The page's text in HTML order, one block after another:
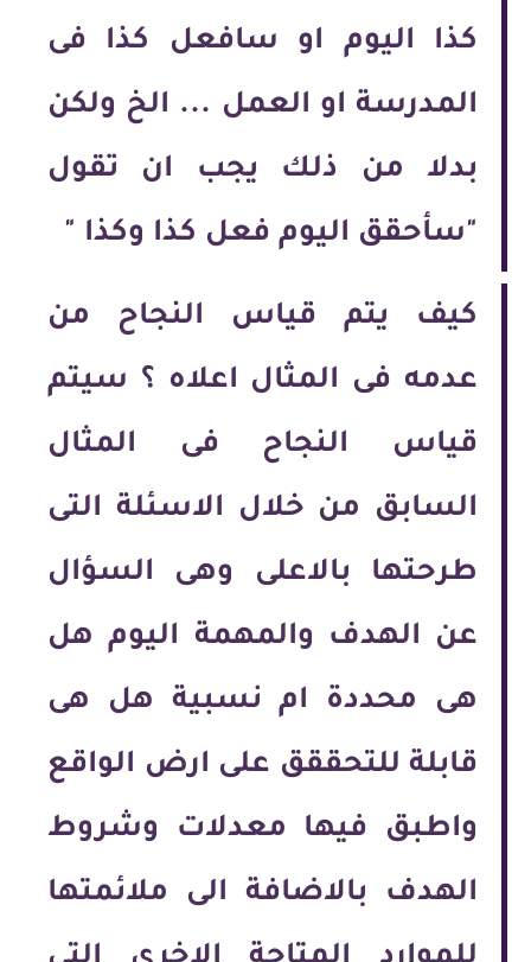
كذا اليوم او سافعل كذا فى
المدرسة او العمل ... الخ ولكن
بدلا من ذلك يجب ان تقول
"سأحقق اليوم فعل كذا وكذا "
كيف يتم قياس النجاح من
عدمه فى المثال اعلاه ؟ سيتم
قياس النجاح فى المثال
السابق من خلال الاسئلة التى
طرحتها بالاعلى وهى السؤال
عن الهدف والمهمة اليوم هل
هى محددة ام نسبية هل هى
قابلة للتحققق على ارض الواقع
واطبق فيها معدلات وشروط
الهدف بالاضافة الى ملائمتها